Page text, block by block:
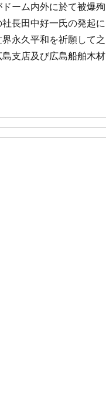
ーム内外に於て被爆殉
長田中好一氏の発起に
永久平和を祈願して之
支店及び広島船舶木材